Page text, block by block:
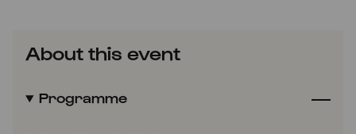
About this event
Programme